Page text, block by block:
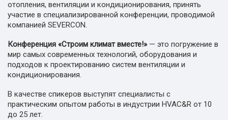
отопления, вентиляции и кондиционирования, принять
участие в специализированной конференции, проводимой
компанией SEVERCON.
Конференция «Строим климат вместе!»— это погружение в
мир самых современных технологий, оборудования и
подходов к проектированию систем вентиляции и
кондиционирования.
В качестве спикеров выступят специалисты с
практическим опытом работы в индустрии HVAC&R от 10
до 25 лет.